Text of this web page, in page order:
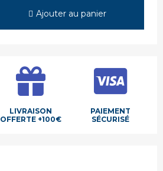
Ajouter au panier
LIVRAISON
OFFERTE +100€
PAIEMENT
SÉCURISÉ